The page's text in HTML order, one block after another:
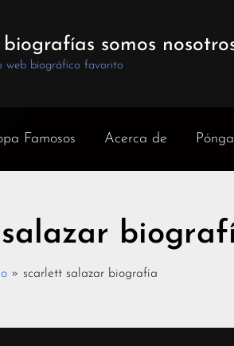
biografías somos
web biográfico favorito
Famosos Acerca de
scarlett salazar biografía